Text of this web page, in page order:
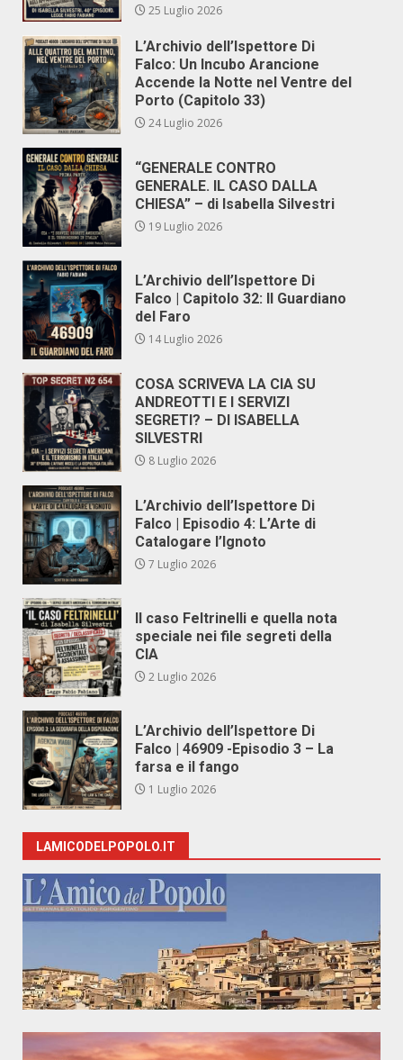
25 Luglio 2026
L’Archivio dell’Ispettore Di
Falco: Un Incubo Arancione
Accende la Notte nel Ventre del
Porto (Capitolo 33)
24 Luglio 2026
“GENERALE CONTRO
GENERALE. IL CASO DALLA
CHIESA” – di Isabella Silvestri
19 Luglio 2026
L’Archivio dell’Ispettore Di
Falco | Capitolo 32: Il Guardiano
del Faro
14 Luglio 2026
COSA SCRIVEVA LA CIA SU
ANDREOTTI E I SERVIZI
SEGRETI? – DI ISABELLA
SILVESTRI
8 Luglio 2026
L’Archivio dell’Ispettore Di
Falco | Episodio 4: L’Arte di
Catalogare l’Ignoto
7 Luglio 2026
Il caso Feltrinelli e quella nota
speciale nei file segreti della
CIA
2 Luglio 2026
L’Archivio dell’Ispettore Di
Falco | 46909 -Episodio 3 – La
farsa e il fango
1 Luglio 2026
LAMICODELPOPOLO.IT